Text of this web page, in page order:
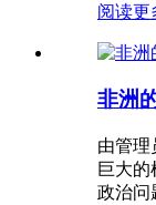
阅读更
非洲
由管理
巨大
政治问